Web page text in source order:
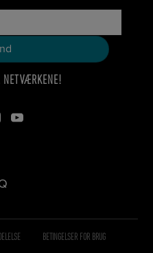
NETVÆRKENE!
BETINGELSER FOR BRUG